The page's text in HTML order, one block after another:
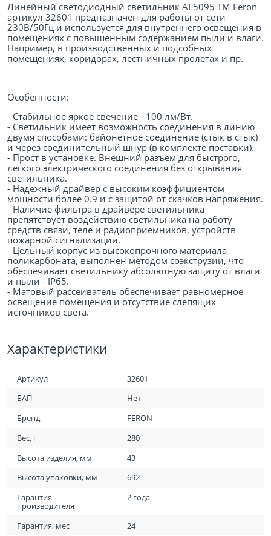
Линейный светодиодный светильник AL5095 ТМ Feron
артикул 32601 предназначен для работы от сети
230В/50Гц и используется для внутреннего освещения в
помещениях с повышенным содержанием пыли и влаги.
Например, в производственных и подсобных
помещениях, коридорах, лестничных пролетах и пр.
Особенности:
- Стабильное яркое свечение - 100 лм/Вт.
- Светильник имеет возможность соединения в линию
двумя способами: байонетное соединение (стык в стык)
и через соединительный шнур (в комплекте поставки).
- Прост в установке. Внешний разъем для быстрого,
легкого электрического соединения без открывания
светильника.
- Надежный драйвер с высоким коэффициентом
мощности более 0.9 и с защитой от скачков напряжения.
- Наличие фильтра в драйвере светильника
препятствует воздействию светильника на работу
средств связи, теле и радиоприемников, устройств
пожарной сигнализации.
- Цельный корпус из высокопрочного материала
поликарбоната, выполнен методом соэкструзии, что
обеспечивает светильнику абсолютную защиту от влаги
и пыли - IP65.
- Матовый рассеиватель обеспечивает равномерное
освещение помещения и отсутствие слепящих
источников света.
Характеристики
Артикул
32601
БАП
Нет
Бренд
FERON
Вес, г
280
Высота изделия, мм
43
Высота упаковки, мм
692
Гарантия
производителя
2 года
Гарантия, мес 24